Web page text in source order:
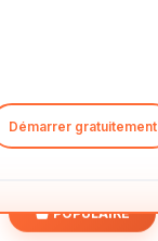
Démarrer gratuitement
POPULAIRE